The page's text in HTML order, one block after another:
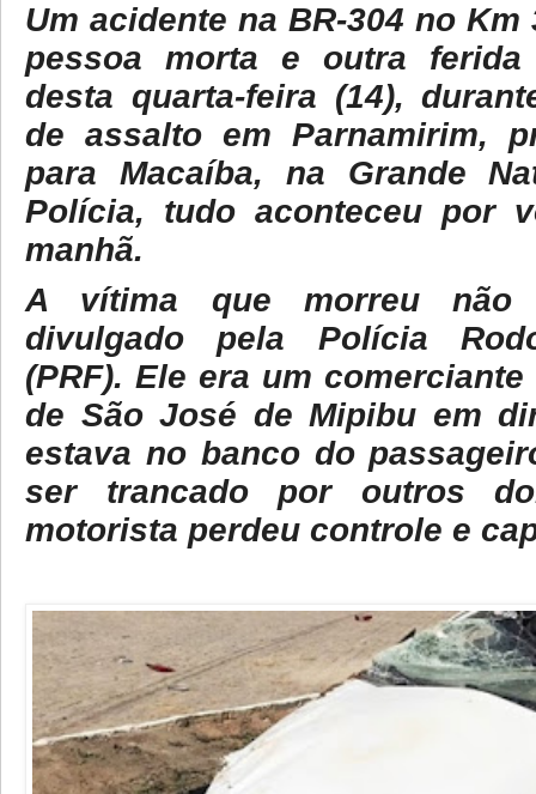
Um acidente na BR-304 no Km
pessoa morta e outra ferida
desta quarta-feira (14),
de assalto em Parnamirim,
para Macaíba, na Grande
Polícia, tudo aconteceu por
manhã.
A vítima que morreu
divulgado pela Polícia
(PRF). Ele era um
de São José de Mipibu em
estava no banco do
ser trancado por outros
motorista perdeu controle e